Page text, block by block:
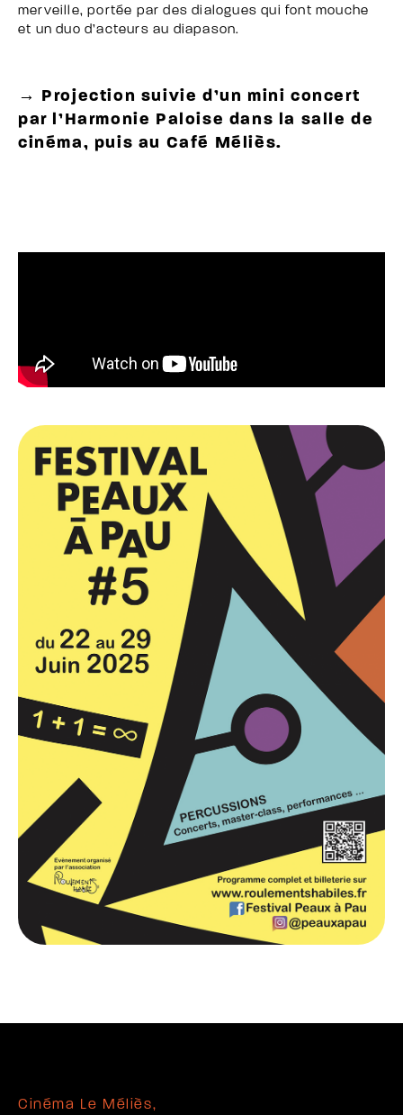
merveille, portée par des dialogues qui font mouche
et un duo d’acteurs au diapason.
→ Projection suivie d’un mini concert
par l’Harmonie Paloise dans la salle de
cinéma, puis au Café Méliès.
Cinéma Le Méliès,